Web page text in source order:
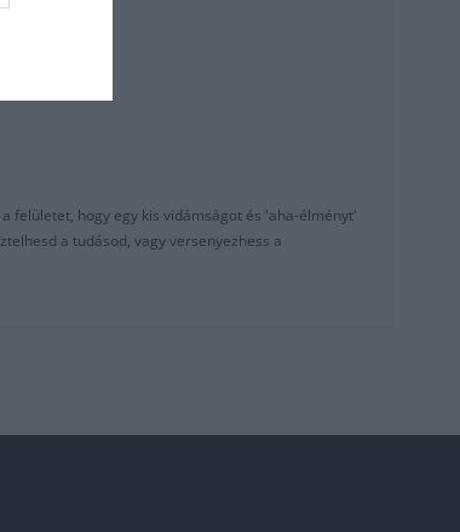
felületet, hogy egy kis vidámságot és 'aha-élményt'
a tudásod, vagy versenyezhess a